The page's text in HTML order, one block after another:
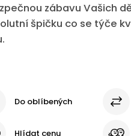
zábavu Vašich
špičku co se týče
Do oblíbených
Hlídat cenu